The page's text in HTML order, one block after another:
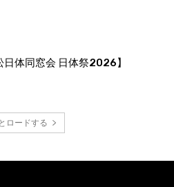
日体同窓会 日体祭2026】
ロードする